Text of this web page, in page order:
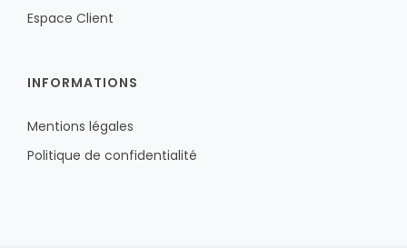
Espace Client
INFORMATIONS
Mentions légales
Politique de confidentialité